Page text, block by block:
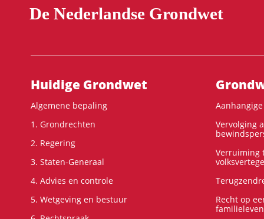
De Nederlandse Grondwet
Hoofdnavigatie
Huidige Grondwet
Algemene bepaling
1. Grondrechten
2. Regering
3. Staten-Generaal
4. Advies en controle
5. Wetgeving en bestuur
Vervolging
Verruiming
Recht op